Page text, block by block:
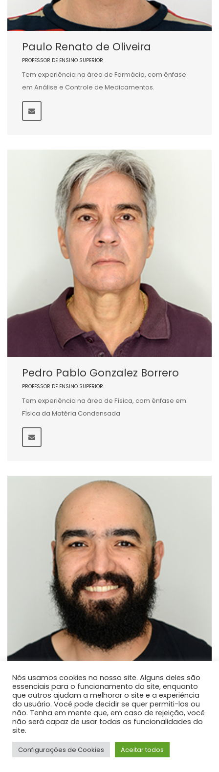
Paulo Renato de Oliveira
PROFESSOR DE ENSINO SUPERIOR
Tem experiência na área de Farmácia, com ênfase
em Análise e Controle de Medicamentos.
Pedro Pablo Gonzalez Borrero
PROFESSOR DE ENSINO SUPERIOR
Tem experiência na área de Física, com ênfase em
Física da Matéria Condensada
Paulo José dos Reis
PROFESSOR DE ENSINO SUPERIOR
Atualmente é professor adjunto na Universidade
Nós usamos cookies no nosso site. Alguns deles são
essenciais para o funcionamento do site, enquanto
que outros ajudam a melhorar o site e a experiência
do usuário. Você pode decidir se quer permiti-los ou
não. Tenha em mente que, em caso de rejeição, você
não será capaz de usar todas as funcionalidades do
site.
Configurações de Cookies Aceitar todos